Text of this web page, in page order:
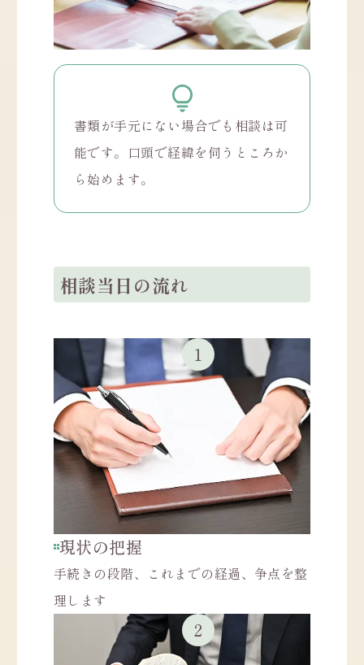
書類が手元にない場合でも相談は可
能です。口頭で経緯を伺うところか
ら始めます。
相談当日の流れ
現状の把握
手続きの段階、これまでの経過、争点を整
理します